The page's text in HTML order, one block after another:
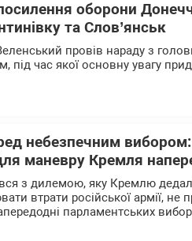
оборони
та Слов’янськ
провів нараду з
час якої основну увагу
небезпечним вибором:
маневру Кремля
з дилемою, яку Кремлю
втрати російської армії, не
парламентських